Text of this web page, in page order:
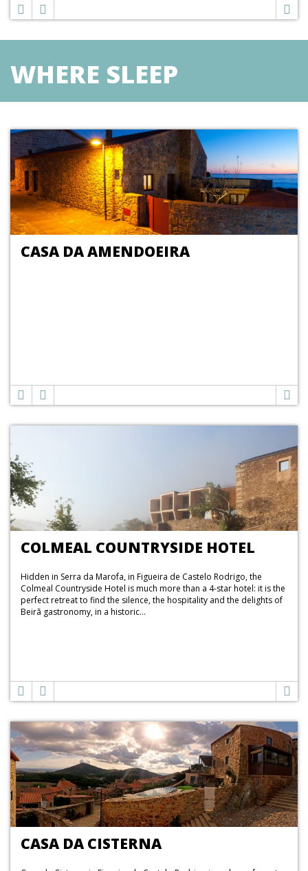
WHERE SLEEP
CASA DA AMENDOEIRA
COLMEAL COUNTRYSIDE HOTEL
Hidden in Serra da Marofa, in Figueira de Castelo Rodrigo, the
Colmeal Countryside Hotel is much more than a 4-star hotel: it is the
perfect retreat to find the silence, the hospitality and the delights of
Beirã gastronomy, in a historic...
CASA DA CISTERNA